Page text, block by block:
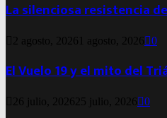
La silenciosa resistencia
2 agosto, 2026 1 agosto, 2026 0
El Vuelo 19 y el mito del
26 julio, 2026 25 julio, 2026 0